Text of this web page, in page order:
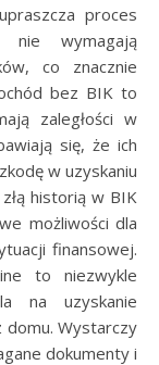
proces
nie wymagają
co znacznie
bez BIK to
zaległości w
się, że ich
w uzyskaniu
historią w BIK
możliwości dla
finansowej.
to niezwykle
na uzyskanie
domu. Wystarczy
dokumenty i